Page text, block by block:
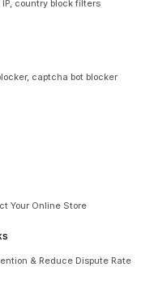
country block filters
captcha bot blocker
Your Online Store
& Reduce Dispute Rate